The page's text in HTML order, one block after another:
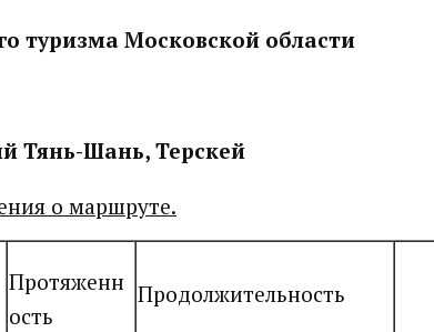
туризма Московской области
Тянь-Шань, Терскей
о маршруте.
Протяженн
ость
Продолжительность